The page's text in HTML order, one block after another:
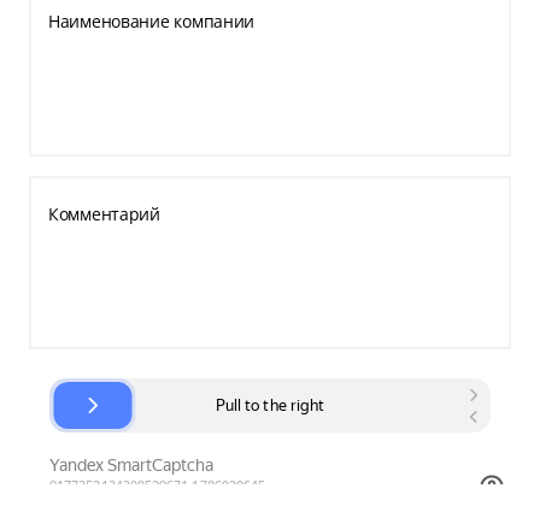
Наименование компании
Комментарий